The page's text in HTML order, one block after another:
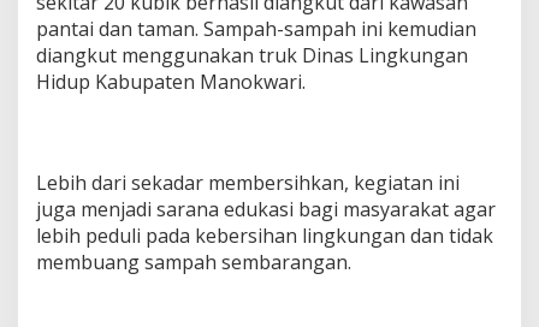
pantai dan taman. Sampah-sampah ini kemudian
diangkut menggunakan truk Dinas Lingkungan
Hidup Kabupaten Manokwari.
Lebih dari sekadar membersihkan, kegiatan ini
juga menjadi sarana edukasi bagi masyarakat agar
lebih peduli pada kebersihan lingkungan dan tidak
membuang sampah sembarangan.